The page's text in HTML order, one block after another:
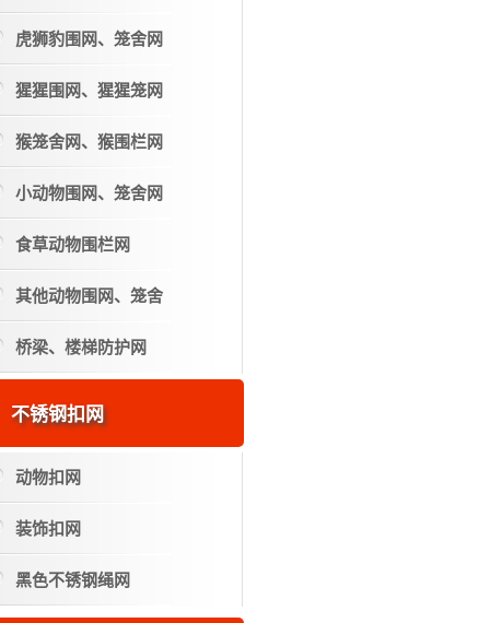
虎狮豹围网、笼舍网
猩猩围网、猩猩笼网
猴笼舍网、猴围栏网
小动物围网、笼舍网
食草动物围栏网
其他动物围网、笼舍
桥梁、楼梯防护网
不锈钢扣网
动物扣网
装饰扣网
黑色不锈钢绳网